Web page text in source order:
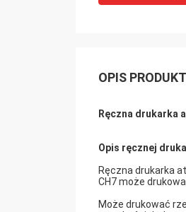
OPIS
Ręczna drukarka
Opis ręcznej
Ręczna drukarka
CH7 może
Może drukować